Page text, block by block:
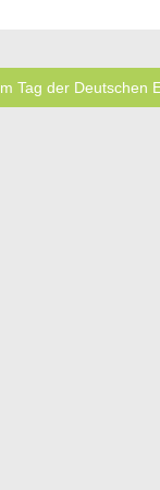
Tag der Deutschen